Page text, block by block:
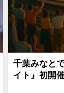
千葉みなと
イト』初開催